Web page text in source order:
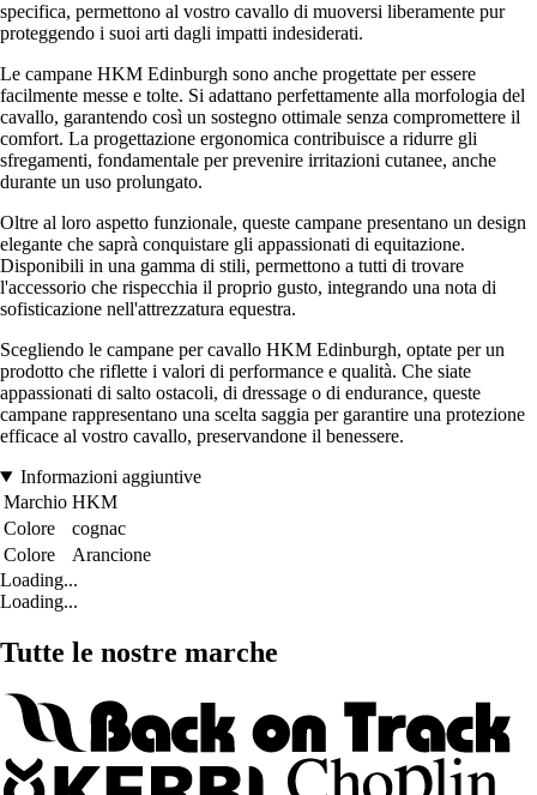
specifica, permettono al vostro cavallo di muoversi liberamente pur
proteggendo i suoi arti dagli impatti indesiderati.
Le campane HKM Edinburgh sono anche progettate per essere
facilmente messe e tolte. Si adattano perfettamente alla morfologia del
cavallo, garantendo così un sostegno ottimale senza compromettere il
comfort. La progettazione ergonomica contribuisce a ridurre gli
sfregamenti, fondamentale per prevenire irritazioni cutanee, anche
durante un uso prolungato.
Oltre al loro aspetto funzionale, queste campane presentano un design
elegante che saprà conquistare gli appassionati di equitazione.
Disponibili in una gamma di stili, permettono a tutti di trovare
l'accessorio che rispecchia il proprio gusto, integrando una nota di
sofisticazione nell'attrezzatura equestra.
Scegliendo le campane per cavallo HKM Edinburgh, optate per un
prodotto che riflette i valori di performance e qualità. Che siate
appassionati di salto ostacoli, di dressage o di endurance, queste
campane rappresentano una scelta saggia per garantire una protezione
efficace al vostro cavallo, preservandone il benessere.
Informazioni aggiuntive
Marchio HKM
Colore
cognac
Colore
Arancione
Loading...
Loading...
Tutte le nostre marche